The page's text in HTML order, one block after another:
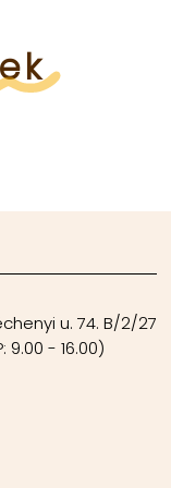
u. 74. B/2/27
9.00 - 16.00)